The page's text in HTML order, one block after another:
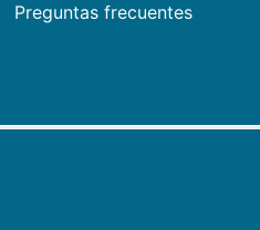
Preguntas frecuentes